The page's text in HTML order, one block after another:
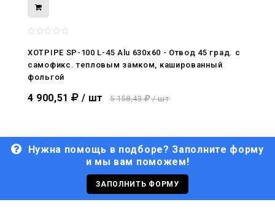
XOTPIPE SP-100 L-45 Alu 630x60 - Отвод 45 град. c
самофикс. тепловым замком, кашированный
фольгой
4 900,51 / шт 5 158,43 / шт
Нужна помощь в подборе? Заполните форму
и мы вам поможем!
ЗАПОЛНИТЬ ФОРМУ
нами
29.06.2026
С Днём кораблестроителя!